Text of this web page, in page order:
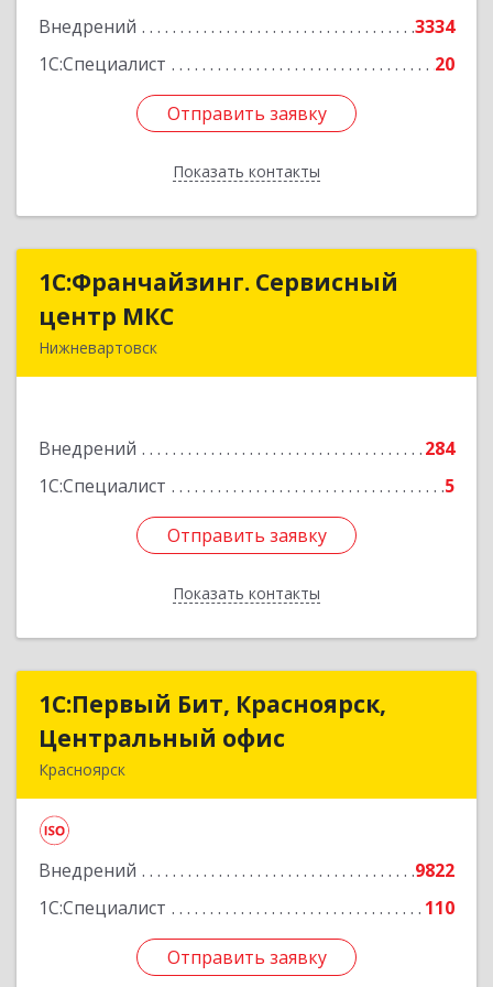
Внедрений
3334
1С:Специалист
20
Отправить заявку
Показать контакты
Отправить заявку
Назад
1С:Франчайзинг. Сервисный
центр МКС
Нижневартовск
Внедрений
284
1С:Специалист
5
Отправить заявку
Показать контакты
1С:Франчайзинг. Сервисный
Подробнее
Отправить заявку
Назад
1С:Первый Бит, Красноярск,
Центральный офис
Красноярск
Внедрений
9822
1С:Специалист
110
Отправить заявку
1С:Первый Бит, Красноярск,
Центральный офис
Подробнее
Отправить заявку